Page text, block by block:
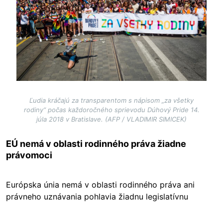
Ľudia kráčajú za transparentom s nápisom „za všetky
rodiny“ počas každoročného sprievodu Dúhový Pride 14.
júla 2018 v Bratislave. (AFP / VLADIMIR SIMICEK)
EÚ nemá v oblasti rodinného práva žiadne
právomoci
Európska únia nemá v oblasti rodinného práva ani
právneho uznávania pohlavia žiadnu legislatívnu